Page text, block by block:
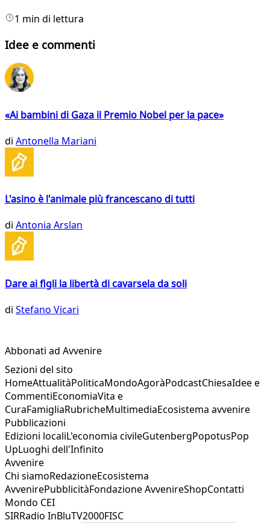
1 min di lettura
Idee e commenti
«Ai bambini di Gaza il Premio Nobel per la pace»
di Antonella Mariani
L'asino è l'animale più francescano di tutti
di Antonia Arslan
Dare ai figli la libertà di cavarsela da soli
di Stefano Vicari
Abbonati ad Avvenire
Sezioni del sito
HomeAttualitàPoliticaMondoAgoràPodcastChiesaIdee e
CommentiEconomiaVita e
CuraFamigliaRubricheMultimediaEcosistema avvenire
Pubblicazioni
Edizioni localiL'economia civileGutenbergPopotusPop
UpLuoghi dell'Infinito
Avvenire
Chi siamoRedazioneEcosistema
AvvenirePubblicitàFondazione AvvenireShopContatti
Mondo CEI
SIRRadio InBluTV2000FISC